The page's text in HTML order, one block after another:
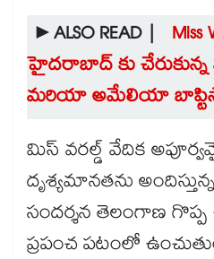
►ALSO READ |
హైదరాబాద్ కు
మరియా అమేలియా
మిస్ వరల్డ్ వేదిక
దృశ్యమానతను
సందర్శన తెలంగాణ
ప్రపంచ పటంలో